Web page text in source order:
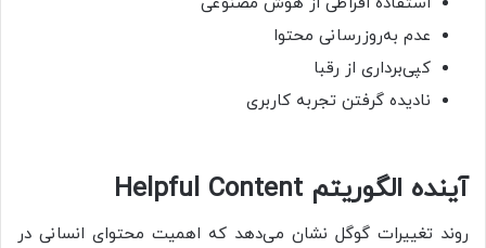
عدم به‌روزرسانی محتوا
کپی‌برداری از رقبا
نادیده گرفتن تجربه کاربری
آینده الگوریتم Helpful Content
روند تغییرات گوگل نشان می‌دهد که اهمیت محتوای انسانی در